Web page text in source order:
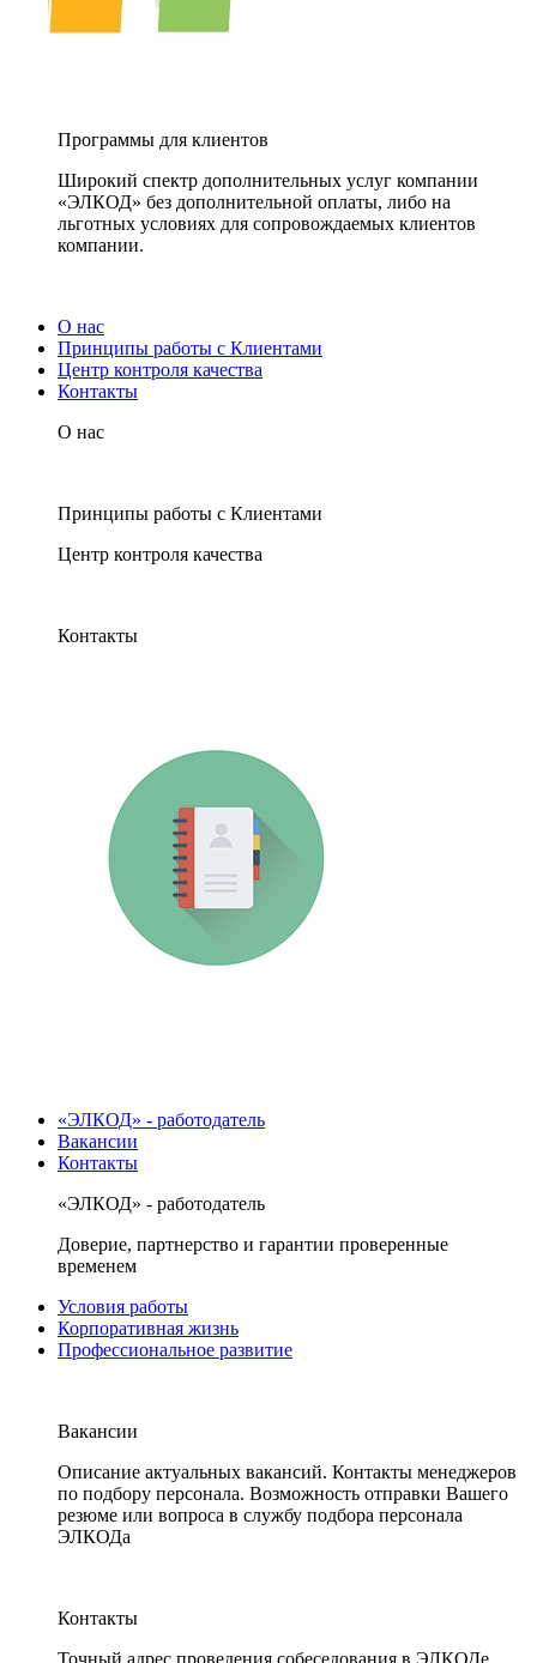
Программы для клиентов
Широкий спектр дополнительных услуг компании
«ЭЛКОД» без дополнительной оплаты, либо на
льготных условиях для сопровождаемых клиентов
компании.
О нас
Принципы работы с Клиентами
Центр контроля качества
Контакты
О нас
Принципы работы с Клиентами
Центр контроля качества
Контакты
«ЭЛКОД» - работодатель
Вакансии
Контакты
«ЭЛКОД» - работодатель
Доверие, партнерство и гарантии проверенные
временем
Условия работы
Корпоративная жизнь
Профессиональное развитие
Вакансии
Описание актуальных вакансий. Контакты менеджеров
по подбору персонала. Возможность отправки Вашего
резюме или вопроса в службу подбора персонала
ЭЛКОДа
Контакты
Точный адрес проведения собеседования в ЭЛКОДе.